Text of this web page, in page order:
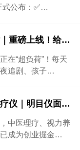
式公布：✅…
张医生护眼穴位贴｜重磅上线！给眼睛来一场“草本穴位SPA”
在“超负荷”！每天
追剧、孩子…
张医生耳穴中频治疗仪｜明目仪面向全国诚招代理商
中医理疗、视力养
成为创业掘金…